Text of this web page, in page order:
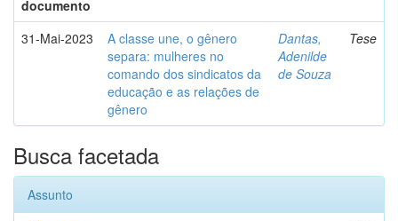
documento
31-Mai-2023
A classe une, o gênero
separa: mulheres no
comando dos sindicatos da
educação e as relações de
gênero
Dantas,
Adenilde
de Souza
Tese
Busca facetada
Assunto